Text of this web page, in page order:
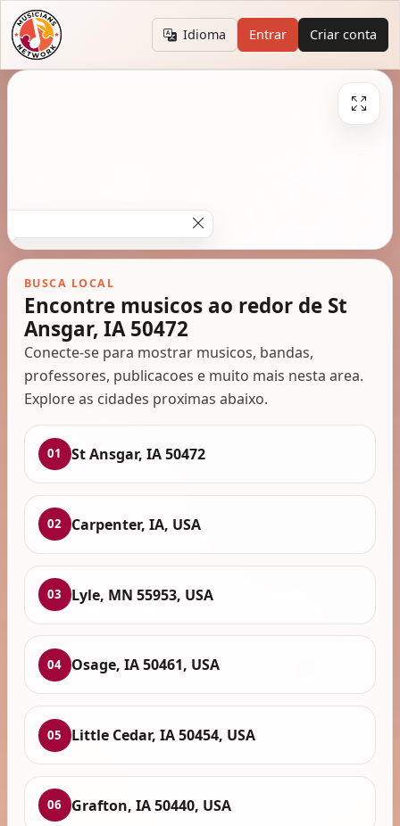
Idioma Entrar Criar conta
BUSCA LOCAL
Encontre musicos ao redor de St
Ansgar, IA 50472
Conecte-se para mostrar musicos, bandas,
professores, publicacoes e muito mais nesta area.
Explore as cidades proximas abaixo.
01 St Ansgar, IA 50472
02 Carpenter, IA, USA
03 Lyle, MN 55953, USA
04 Osage, IA 50461, USA
05 Little Cedar, IA 50454, USA
06 Grafton, IA 50440, USA